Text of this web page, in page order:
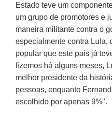
Estado teve um
um grupo de promotores e
maneira militante contra o
especialmente contra Lula,
popular que este país já
fizemos há alguns meses,
melhor presidente da
pessoas, enquanto
escolhido por apenas 9%".